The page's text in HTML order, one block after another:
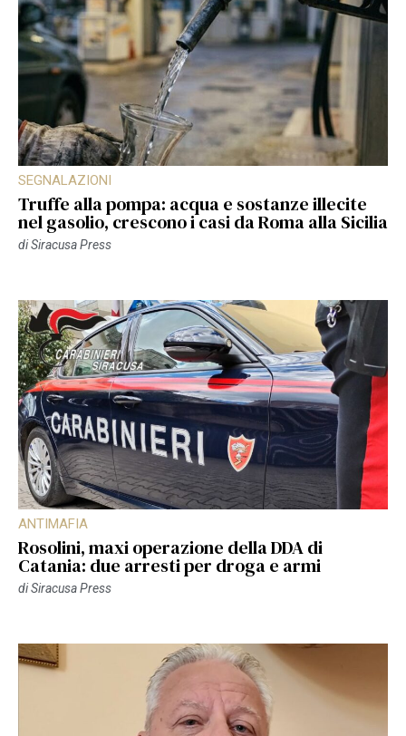
SEGNALAZIONI
Truffe alla pompa: acqua e sostanze illecite
nel gasolio, crescono i casi da Roma alla Sicilia
diSiracusa Press
ANTIMAFIA
Rosolini, maxi operazione della DDA di
Catania: due arresti per droga e armi
diSiracusa Press